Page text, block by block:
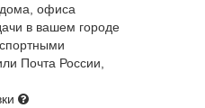
офиса
в вашем городе
Почта России,